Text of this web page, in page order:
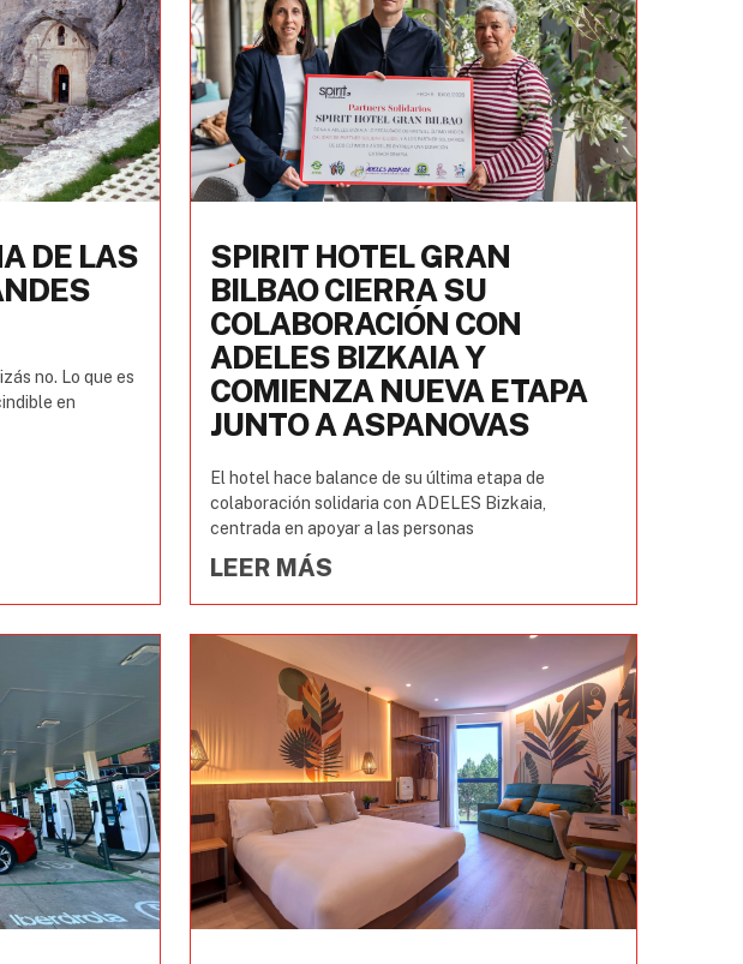
DE LAS
no. Lo que es
en
SPIRIT HOTEL GRAN
BILBAO CIERRA SU
COLABORACIÓN CON
ADELES BIZKAIA Y
COMIENZA NUEVA ETAPA
JUNTO A ASPANOVAS
El hotel hace balance de su última etapa de
colaboración solidaria con ADELES Bizkaia,
centrada en apoyar a las personas
LEER MÁS